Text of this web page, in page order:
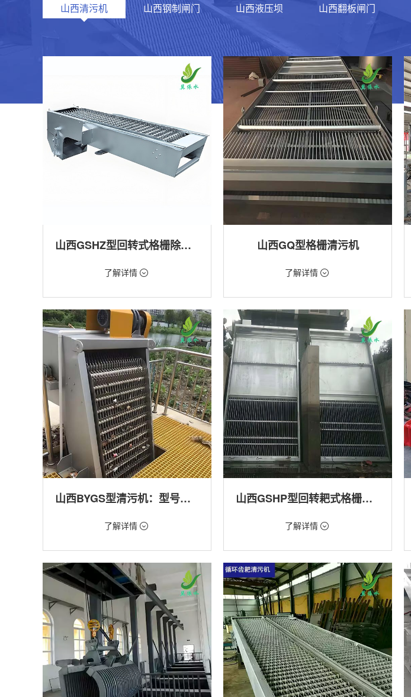
山西清污机 山西钢制闸门 山西液压坝 山西翻板闸门
山西GSHZ型回转式格栅除污机
价格：1.08万/台
机,回转式清污机
用途：泵站,污水处理,水电站,自来水厂,渠道,水
产养殖,化工,纺织,给排水工程
了解详情
山西GQ型格栅清污机
价格：1899元/台
机
用途：泵站,污水处理,水电站,自来水厂,给排水
工程
了解详情
山西BYGS型清污机：型号多样应用广泛
价格：1.23万/台
机
用途：泵站,污水处理,渠道,化工,纺织
了解详情
山西GSHP型回转耙式格栅清污机
价格：1.18万/台
机,回转式清污机
用途：泵站,污水处理,水电站,自来水厂,渠道,河
道,防洪排涝
了解详情